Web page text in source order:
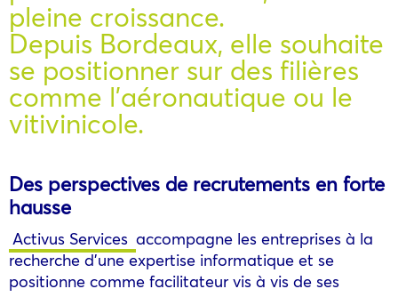
pleine croissance.
Depuis Bordeaux, elle souhaite
se positionner sur des filières
comme l’aéronautique ou le
vitivinicole.
Des perspectives de recrutements en forte
hausse
Activus Services accompagne les entreprises à la
recherche d’une expertise informatique et se
positionne comme facilitateur vis à vis de ses